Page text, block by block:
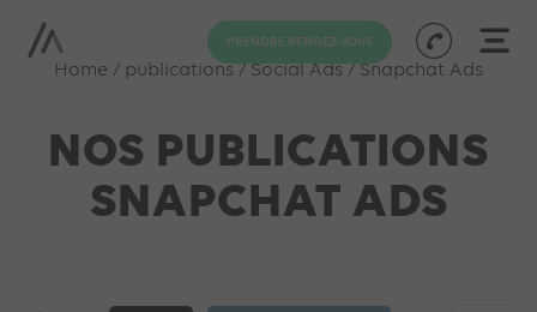
PRENDRE RENDEZ-VOUS
Home / publications / Social Ads / Snapchat Ads
NOS PUBLICATIONS
SNAPCHAT ADS